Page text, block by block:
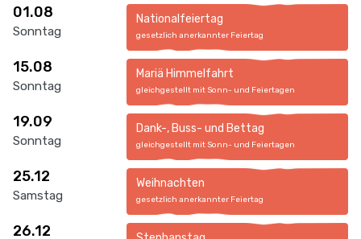
01.08
Sonntag
Nationalfeiertag
gesetzlich anerkannter Feiertag
15.08
Sonntag
Mariä Himmelfahrt
gleichgestellt mit Sonn- und Feiertagen
19.09
Sonntag
Dank-, Buss- und Bettag
gleichgestellt mit Sonn- und Feiertagen
25.12
Samstag
Weihnachten
gesetzlich anerkannter Feiertag
26.12